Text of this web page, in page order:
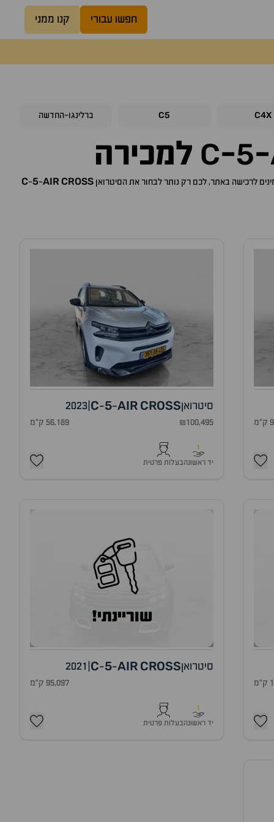
חפשו עבורי קנו ממני
C4X
C5 ברלינגו-החדשה
C-5- למכירה
סיטרואן C-5-AIR CROSS
סיטרואן C-5-AIR CROSS
2023
₪100,495 56,189 ק"מ
1
יד ראשונהבעלות פרטית
שוריינתי!
סיטרואן C-5-AIR CROSS
2021
95,097 ק"מ
1
יד ראשונהבעלות פרטית